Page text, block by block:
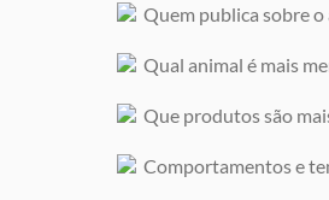
Quem publica sobre
Qual animal é mais
Que produtos são
Comportamentos e